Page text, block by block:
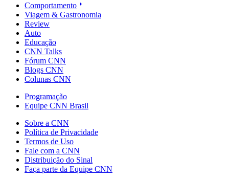
Comportamento
Viagem & Gastronomia
Review
Auto
Educação
CNN Talks
Fórum CNN
Blogs CNN
Colunas CNN
Programação
Equipe CNN Brasil
Sobre a CNN
Política de Privacidade
Termos de Uso
Fale com a CNN
Distribuição do Sinal
Faça parte da Equipe CNN